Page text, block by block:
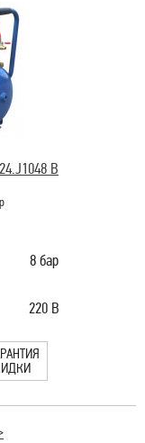
B
8 бар
220 В